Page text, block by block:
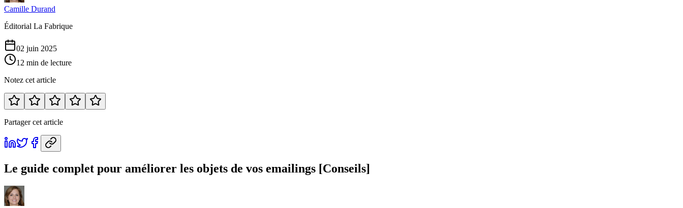
Camille Durand
Éditorial La Fabrique
02 juin 2025
12 min de lecture
Notez cet article
Partager cet article
Le guide complet pour améliorer les objets de vos emailings [Conseils]